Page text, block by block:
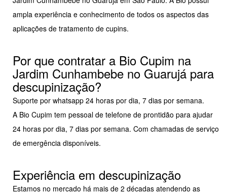
ampla experiência e conhecimento de todos os aspectos das
aplicações de tratamento de cupins.
Por que contratar a Bio Cupim na
Jardim Cunhambebe no Guarujá para
descupinização?
Suporte por whatsapp 24 horas por dia, 7 dias por semana.
A Bio Cupim tem pessoal de telefone de prontidão para ajudar
24 horas por dia, 7 dias por semana. Com chamadas de serviço
de emergência disponíveis.
Experiência em descupinização
Estamos no mercado há mais de 2 décadas atendendo as